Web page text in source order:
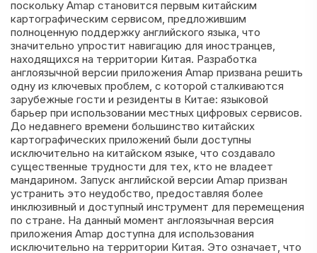
поскольку Amap становится первым китайским
картографическим сервисом, предложившим
полноценную поддержку английского языка, что
значительно упростит навигацию для иностранцев,
находящихся на территории Китая. Разработка
англоязычной версии приложения Amap призвана решить
одну из ключевых проблем, с которой сталкиваются
зарубежные гости и резиденты в Китае: языковой
барьер при использовании местных цифровых сервисов.
До недавнего времени большинство китайских
картографических приложений были доступны
исключительно на китайском языке, что создавало
существенные трудности для тех, кто не владеет
мандарином. Запуск английской версии Amap призван
устранить это неудобство, предоставляя более
инклюзивный и доступный инструмент для перемещения
по стране. На данный момент англоязычная версия
приложения Amap доступна для использования
исключительно на территории Китая. Это означает, что